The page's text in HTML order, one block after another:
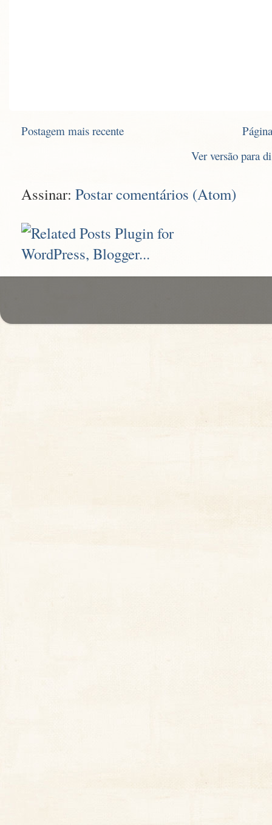
Postagem mais recente
Ver versão para
Assinar: Postar comentários (Atom)